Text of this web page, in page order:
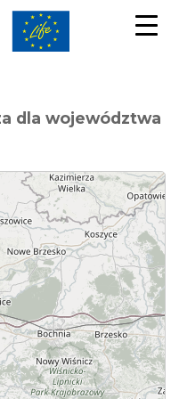
dla województwa
Niezbędne
Te pliki
cookie nie
są
opcjonalne.
Są